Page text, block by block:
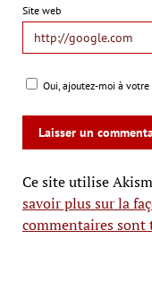
Site web
Oui, ajoutez-moi à
Ce site utilise
savoir plus sur la
commentaires sont